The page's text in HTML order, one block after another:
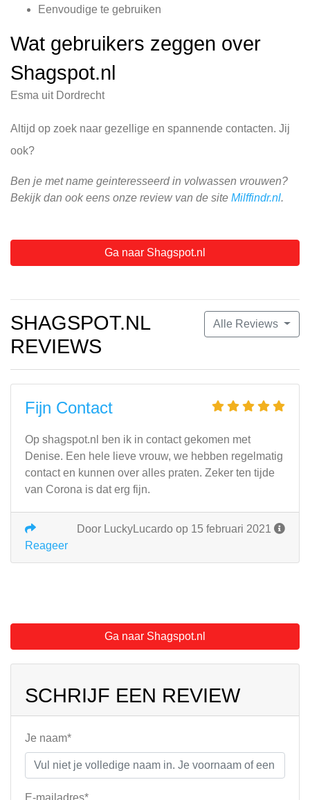
Eenvoudige te gebruiken
Wat gebruikers zeggen over
Shagspot.nl
Esma uit Dordrecht
Altijd op zoek naar gezellige en spannende contacten. Jij
ook?
Ben je met name geinteresseerd in volwassen vrouwen?
Bekijk dan ook eens onze review van de site Milffindr.nl.
Ga naar Shagspot.nl
Alle Reviews
SHAGSPOT.NL
REVIEWS
Fijn Contact
Op shagspot.nl ben ik in contact gekomen met
Denise. Een hele lieve vrouw, we hebben regelmatig
contact en kunnen over alles praten. Zeker ten tijde
van Corona is dat erg fijn.
Door LuckyLucardo op 15 februari 2021
Reageer
Ga naar Shagspot.nl
SCHRIJF EEN REVIEW
Je naam*